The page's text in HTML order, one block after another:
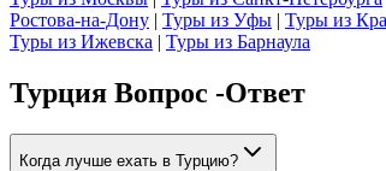
Ростова-на-Дону | Туры из Уфы | Туры из
Туры из Ижевска | Туры из Барнаула
Турция Вопрос -Ответ
Когда лучше ехать в Турцию?